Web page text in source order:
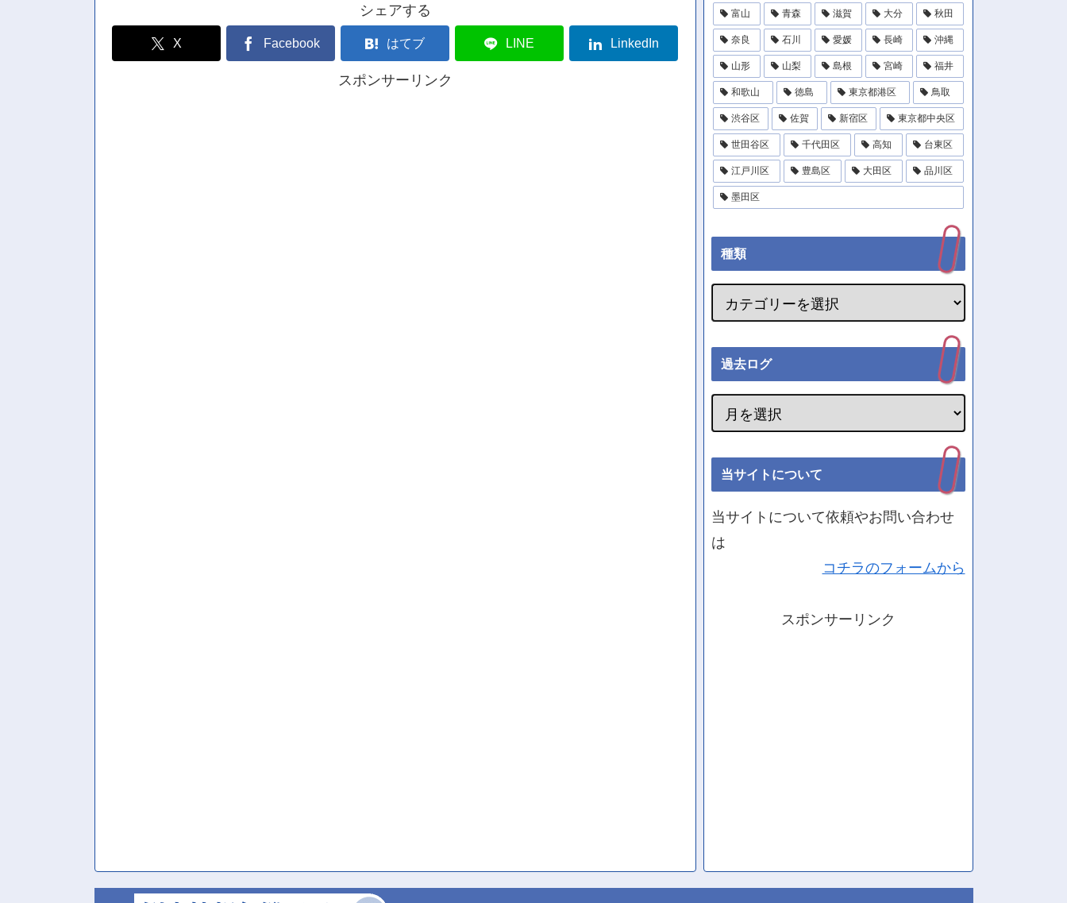
シェアする
X Facebook はてブ LINE LinkedIn
スポンサーリンク
富山 青森 滋賀 大分 秋田
奈良 石川 愛媛 長崎 沖縄
山形 山梨 島根 宮崎 福井
和歌山 徳島 東京都港区 鳥取
渋谷区 佐賀 新宿区 東京都中央区
世田谷区 千代田区 高知 台東区
江戸川区 豊島区 大田区 品川区
墨田区
種類
過去ログ
当サイトについて
当サイトについて依頼やお問い合わせ
は
コチラのフォームから
スポンサーリンク